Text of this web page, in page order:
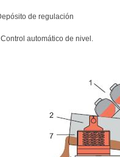
de regulación
automático de nivel.